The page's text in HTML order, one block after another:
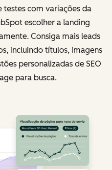
testes com variações da
escolher a landing
Consiga mais leads
incluindo títulos, imagens
personalizadas de SEO
para busca.